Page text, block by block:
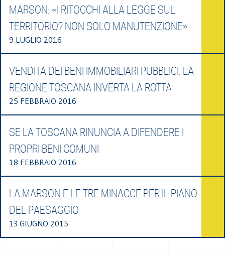
MARSON: «I RITOCCHI ALLA LEGGE SUL
TERRITORIO? NON SOLO MANUTENZIONE»
9 LUGLIO 2016
VENDITA DEI BENI IMMOBILIARI PUBBLICI: LA
REGIONE TOSCANA INVERTA LA ROTTA
25 FEBBRAIO 2016
SE LA TOSCANA RINUNCIA A DIFENDERE I
PROPRI BENI COMUNI
18 FEBBRAIO 2016
LA MARSON E LE TRE MINACCE PER IL PIANO
DEL PAESAGGIO
13 GIUGNO 2015